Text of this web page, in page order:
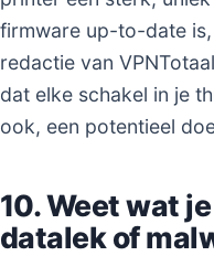
firmware up-to-date
redactie van
dat elke schakel in je
ook, een potentieel
10. Weet wat
datalek of